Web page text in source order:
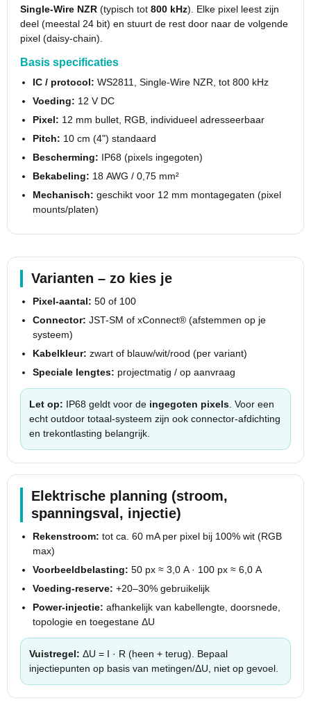
Single-Wire NZR (typisch tot 800 kHz). Elke pixel leest zijn
deel (meestal 24 bit) en stuurt de rest door naar de volgende
pixel (daisy-chain).
Basis specificaties
IC / protocol: WS2811, Single-Wire NZR, tot 800 kHz
Voeding: 12 V DC
Pixel: 12 mm bullet, RGB, individueel adresseerbaar
Pitch: 10 cm (4") standaard
Bescherming: IP68 (pixels ingegoten)
Bekabeling: 18 AWG / 0,75 mm²
Mechanisch: geschikt voor 12 mm montagegaten (pixel
mounts/platen)
Varianten – zo kies je
Pixel-aantal: 50 of 100
Connector: JST-SM of xConnect® (afstemmen op je
systeem)
Kabelkleur: zwart of blauw/wit/rood (per variant)
Speciale lengtes: projectmatig / op aanvraag
Let op: IP68 geldt voor de ingegoten pixels . Voor een
echt outdoor totaal-systeem zijn ook connector-afdichting
en trekontlasting belangrijk.
Elektrische planning (stroom,
spanningsval, injectie)
Rekenstroom: tot ca. 60 mA per pixel bij 100% wit (RGB
max)
Voorbeeldbelasting: 50 px ≈ 3,0 A · 100 px ≈ 6,0 A
Voeding-reserve: +20–30% gebruikelijk
Power-injectie: afhankelijk van kabellengte, doorsnede,
topologie en toegestane ΔU
Vuistregel: ΔU = I · R (heen + terug). Bepaal
injectiepunten op basis van metingen/ΔU, niet op gevoel.